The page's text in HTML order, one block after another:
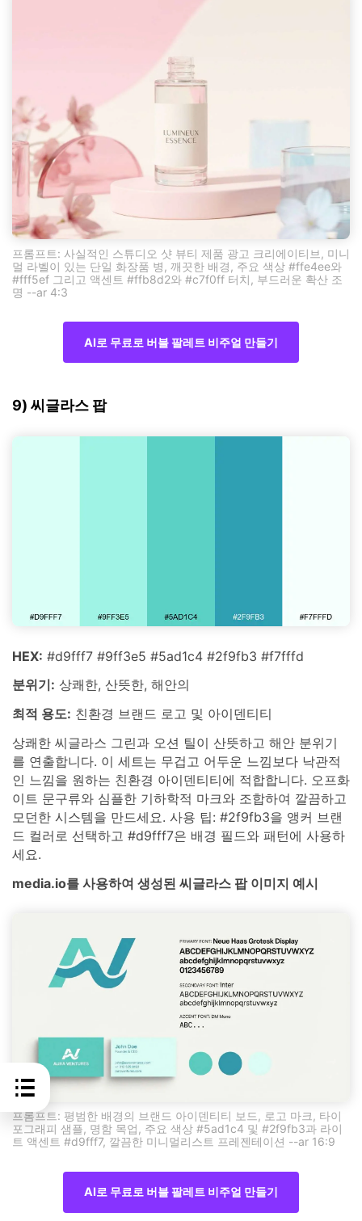
프롬프트: 사실적인 스튜디오 샷 뷰티 제품 광고 크리에이티브, 미니
멀 라벨이 있는 단일 화장품 병, 깨끗한 배경, 주요 색상 #ffe4ee와
#fff5ef 그리고 액센트 #ffb8d2와 #c7f0ff 터치, 부드러운 확산 조
명 --ar 4:3
AI로 무료로 버블 팔레트 비주얼 만들기
9) 씨글라스 팝
HEX: #d9fff7 #9ff3e5 #5ad1c4 #2f9fb3 #f7fffd
분위기: 상쾌한, 산뜻한, 해안의
최적 용도: 친환경 브랜드 로고 및 아이덴티티
상쾌한 씨글라스 그린과 오션 틸이 산뜻하고 해안 분위기
를 연출합니다. 이 세트는 무겁고 어두운 느낌보다 낙관적
인 느낌을 원하는 친환경 아이덴티티에 적합합니다. 오프화
이트 문구류와 심플한 기하학적 마크와 조합하여 깔끔하고
모던한 시스템을 만드세요. 사용 팁: #2f9fb3을 앵커 브랜
드 컬러로 선택하고 #d9fff7은 배경 필드와 패턴에 사용하
세요.
media.io를 사용하여 생성된 씨글라스 팝 이미지 예시
프롬프트: 평범한 배경의 브랜드 아이덴티티 보드, 로고 마크, 타이
포그래피 샘플, 명함 목업, 주요 색상 #5ad1c4 및 #2f9fb3과 라이
트 액센트 #d9fff7, 깔끔한 미니멀리스트 프레젠테이션 --ar 16:9
AI로 무료로 버블 팔레트 비주얼 만들기